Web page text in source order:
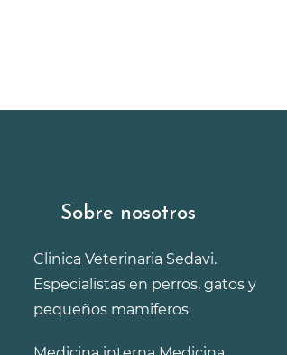
Sobre nosotros
Clinica Veterinaria Sedavi.
Especialistas en perros, gatos y
pequeños mamiferos